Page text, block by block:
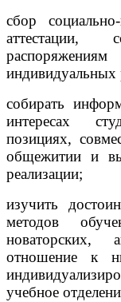
сбор
аттестации,
индивидуальных
собирать
интересах
позициях,
общежитии и
реализации;
изучить
методов
новаторских,
отношение к
учебное